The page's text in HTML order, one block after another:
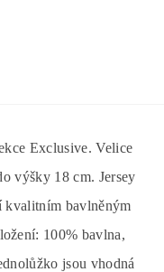
Exclusive. Velice
výšky 18 cm. Jersey
kvalitním bavlněným
100% bavlna,
jsou vhodná